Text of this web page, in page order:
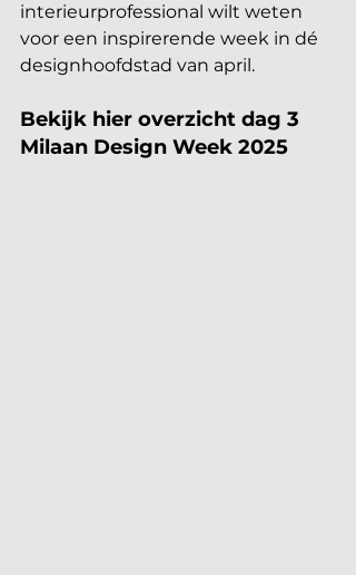
interieurprofessional wilt weten
voor een inspirerende week in dé
designhoofdstad van april.
Bekijk hier overzicht dag 3
Milaan Design Week 2025